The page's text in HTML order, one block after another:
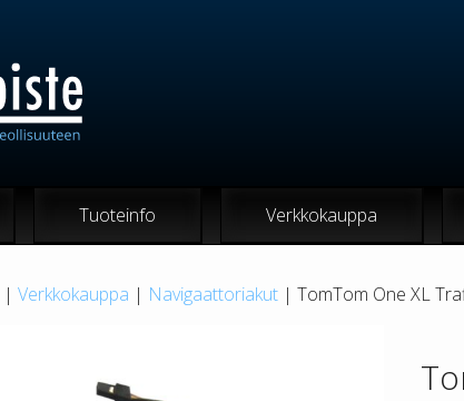
Tuoteinfo Verkkokauppa
| Verkkokauppa | Navigaattoriakut | TomTom One XL